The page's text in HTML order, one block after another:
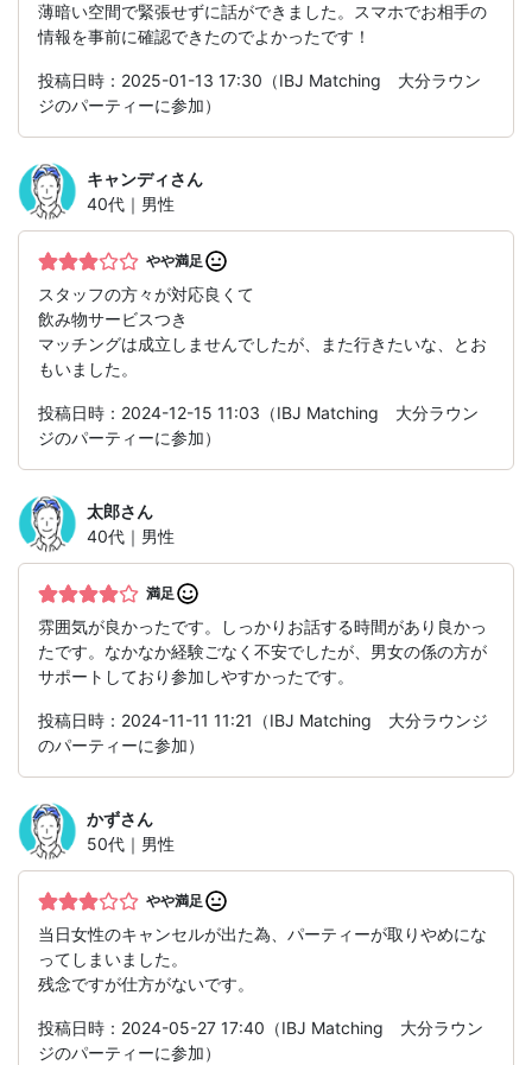
薄暗い空間で緊張せずに話ができました。スマホでお相手の
情報を事前に確認できたのでよかったです！
投稿日時：2025-01-13 17:30（IBJ Matching 大分ラウン
ジのパーティーに参加）
キャンディさん
40代｜男性
やや満足
スタッフの方々が対応良くて
飲み物サービスつき
マッチングは成立しませんでしたが、また行きたいな、とお
もいました。
投稿日時：2024-12-15 11:03（IBJ Matching 大分ラウン
ジのパーティーに参加）
太郎さん
40代｜男性
満足
雰囲気が良かったです。しっかりお話する時間があり良かっ
たです。なかなか経験ごなく不安でしたが、男女の係の方が
サポートしており参加しやすかったです。
投稿日時：2024-11-11 11:21（IBJ Matching 大分ラウンジ
のパーティーに参加）
かずさん
50代｜男性
やや満足
当日女性のキャンセルが出た為、パーティーが取りやめにな
ってしまいました。
残念ですが仕方がないです。
投稿日時：2024-05-27 17:40（IBJ Matching 大分ラウン
ジのパーティーに参加）